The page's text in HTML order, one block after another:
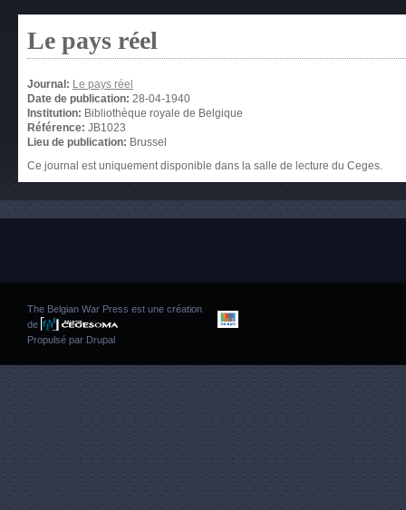
Le pays réel
Journal: Le pays réel
Date de publication: 28-04-1940
Institution: Bibliothèque royale de Belgique
Référence: JB1023
Lieu de publication: Brussel
Ce journal est uniquement disponible dans la salle de lecture du Ceges.
The Belgian War Press est une création
de
Propulsé par Drupal